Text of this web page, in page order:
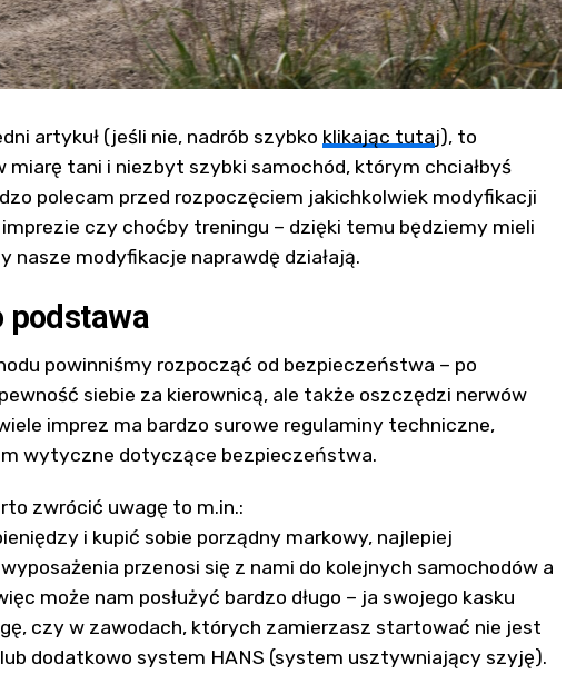
artykuł (jeśli nie, nadrób szybko klikając tutaj), to
miarę tani i niezbyt szybki samochód, którym chciałbyś
polecam przed rozpoczęciem jakichkolwiek modyfikacji
czy choćby treningu – dzięki temu będziemy mieli
nasze modyfikacje naprawdę działają.
podstawa
powinniśmy rozpocząć od bezpieczeństwa – po
siebie za kierownicą, ale także oszczędzi nerwów
imprez ma bardzo surowe regulaminy techniczne,
wytyczne dotyczące bezpieczeństwa.
zwrócić uwagę to m.in.:
i kupić sobie porządny markowy, najlepiej
przenosi się z nami do kolejnych samochodów a
może nam posłużyć bardzo długo – ja swojego kasku
czy w zawodach, których zamierzasz startować nie jest
dodatkowo system HANS (system usztywniający szyję).